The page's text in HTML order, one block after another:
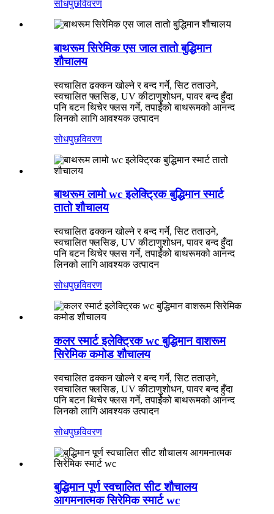
सोधपुछविवरण
बाथरूम सिरेमिक एस जाल तातो बुद्धिमान
शौचालय
स्वचालित ढक्कन खोल्ने र बन्द गर्ने, सिट तताउने,
स्वचालित फ्लसिङ, UV कीटाणुशोधन, पावर बन्द हुँदा
पनि बटन थिचेर फ्लस गर्ने, तपाईंको बाथरूमको आनन्द
लिनको लागि आवश्यक उत्पादन
सोधपुछविवरण
बाथरूम लामो wc इलेक्ट्रिक बुद्धिमान स्मार्ट
तातो शौचालय
स्वचालित ढक्कन खोल्ने र बन्द गर्ने, सिट तताउने,
स्वचालित फ्लसिङ, UV कीटाणुशोधन, पावर बन्द हुँदा
पनि बटन थिचेर फ्लस गर्ने, तपाईंको बाथरूमको आनन्द
लिनको लागि आवश्यक उत्पादन
सोधपुछविवरण
कलर स्मार्ट इलेक्ट्रिक wc बुद्धिमान वाशरूम
सिरेमिक कमोड शौचालय
स्वचालित ढक्कन खोल्ने र बन्द गर्ने, सिट तताउने,
स्वचालित फ्लसिङ, UV कीटाणुशोधन, पावर बन्द हुँदा
पनि बटन थिचेर फ्लस गर्ने, तपाईंको बाथरूमको आनन्द
लिनको लागि आवश्यक उत्पादन
सोधपुछविवरण
बुद्धिमान पूर्ण स्वचालित सीट शौचालय
आगमनात्मक सिरेमिक स्मार्ट wc